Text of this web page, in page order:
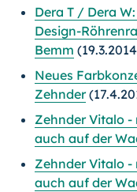
Dera T / Dera
Design-
Bemm
Neues
Zehnder
Zehnder Vitalo
auch auf der
Zehnder Vitalo
auch auf der